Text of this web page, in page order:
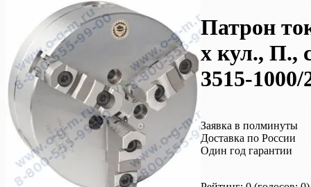
Патрон
х кул., П.,
3515-
Заявка в полминуты
Доставка по России
Один год гарантии